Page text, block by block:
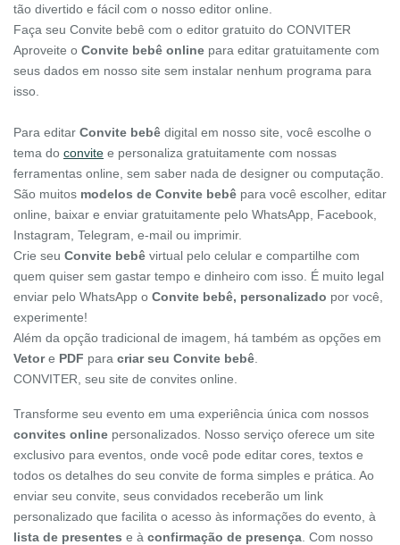
tão divertido e fácil com o nosso editor online.
Faça seu Convite bebê com o editor gratuito do CONVITER
Aproveite o Convite bebê online para editar gratuitamente com
seus dados em nosso site sem instalar nenhum programa para
isso.
Para editar Convite bebê digital em nosso site, você escolhe o
tema do convite e personaliza gratuitamente com nossas
ferramentas online, sem saber nada de designer ou computação.
São muitos modelos de Convite bebê para você escolher, editar
online, baixar e enviar gratuitamente pelo WhatsApp, Facebook,
Instagram, Telegram, e-mail ou imprimir.
Crie seu Convite bebê virtual pelo celular e compartilhe com
quem quiser sem gastar tempo e dinheiro com isso. É muito legal
enviar pelo WhatsApp o Convite bebê, personalizado por você,
experimente!
Além da opção tradicional de imagem, há também as opções em
Vetore PDF para criar seu Convite bebê
CONVITER, seu site de convites online.
Transforme seu evento em uma experiência única com nossos
convites online personalizados. Nosso serviço oferece um site
exclusivo para eventos, onde você pode editar cores, textos e
todos os detalhes do seu convite de forma simples e prática. Ao
enviar seu convite, seus convidados receberão um link
personalizado que facilita o acesso às informações do evento, à
lista de presentes e à confirmação de presença . Com nosso